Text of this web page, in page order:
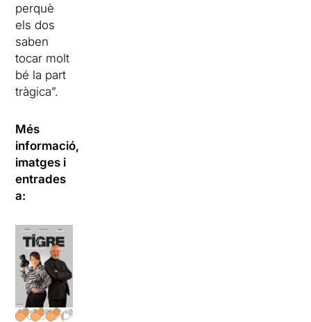
perquè
els dos
saben
tocar molt
bé la part
tràgica”.
Més
informació,
imatges i
entrades
a: